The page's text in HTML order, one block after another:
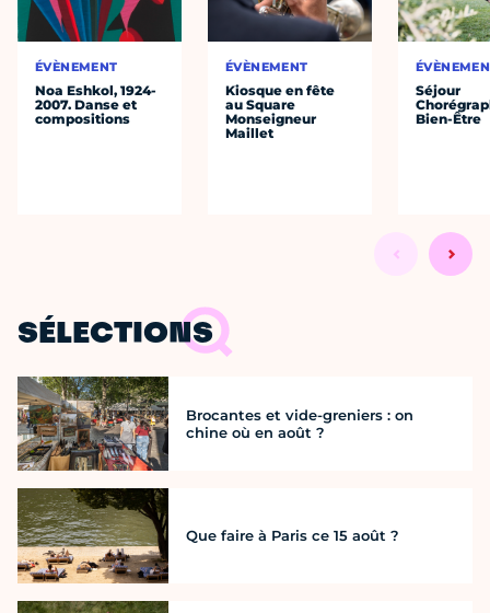
ÉVÈNEMENT
Noa Eshkol, 1924-
2007. Danse et
compositions
ÉVÈNEMENT
Kiosque en fête
au Square
Monseigneur
Maillet
Séjour
Bien-Être
SÉLECTIONS
Brocantes et vide-greniers : on
chine où en août ?
Que faire à Paris ce 15 août ?